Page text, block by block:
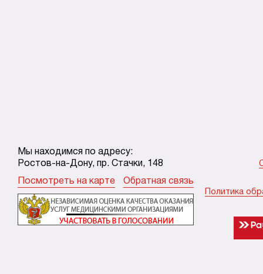
Мы находимся по адресу:
Ростов-на-Дону, пр. Стачки, 148
Посмотреть на карте Обратная связь
Политика